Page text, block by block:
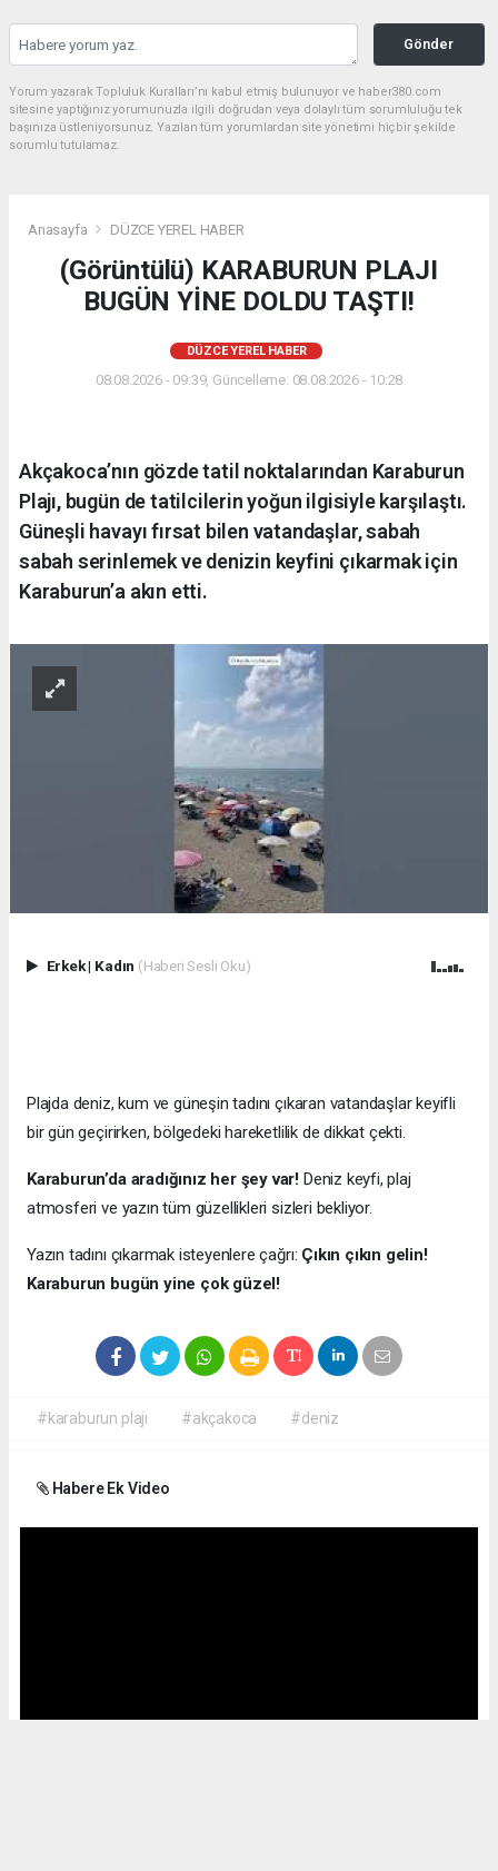
Gönder
Yorum yazarak Topluluk Kuralları’nı kabul etmiş bulunuyor ve haber380.com
sitesine yaptığınız yorumunuzla ilgili doğrudan veya dolaylı tüm sorumluluğu tek
başınıza üstleniyorsunuz. Yazılan tüm yorumlardan site yönetimi hiçbir şekilde
sorumlu tutulamaz.
Anasayfa DÜZCE YEREL HABER
(Görüntülü) KARABURUN PLAJI
BUGÜN YİNE DOLDU TAŞTI!
DÜZCE YEREL HABER
08.08.2026 - 09:39, Güncelleme: 08.08.2026 - 10:28
Akçakoca’nın gözde tatil noktalarından Karaburun
Plajı, bugün de tatilcilerin yoğun ilgisiyle karşılaştı.
Güneşli havayı fırsat bilen vatandaşlar, sabah
sabah serinlemek ve denizin keyfini çıkarmak için
Karaburun’a akın etti.
Erkek| Kadın (Haberi Sesli Oku)
Plajda deniz, kum ve güneşin tadını çıkaran vatandaşlar keyifli
bir gün geçirirken, bölgedeki hareketlilik de dikkat çekti.
Karaburun’da aradığınız her şey var! Deniz keyfi, plaj
atmosferi ve yazın tüm güzellikleri sizleri bekliyor.
Yazın tadını çıkarmak isteyenlere çağrı: Çıkın çıkın gelin!
Karaburun bugün yine çok güzel!
#karaburun plajı #akçakoca #deniz
Habere Ek Video